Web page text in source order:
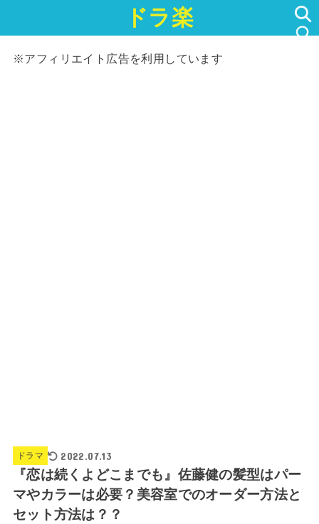
ドラ楽
※アフィリエイト広告を利用しています
ドラマ 2022.07.13
『恋は続くよどこまでも』佐藤健の髪型はパー
マやカラーは必要？美容室でのオーダー方法と
セット方法は？？